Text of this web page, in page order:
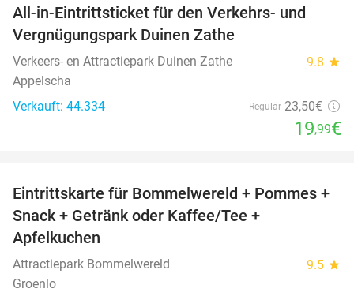
All-in-Eintrittsticket für den Verkehrs- und
Vergnügungspark Duinen Zathe
Verkeers- en Attractiepark Duinen Zathe 9.8 star
Appelscha
Verkauft: 44.334
Regulär 23,50€
19,99€
23%
Eintrittskarte für Bommelwereld + Pommes +
Snack + Getränk oder Kaffee/Tee +
Apfelkuchen
Attractiepark Bommelwereld 9.5 star
Groenlo